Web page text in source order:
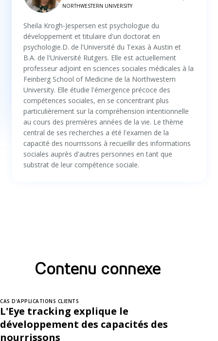
NORTHWESTERN UNIVERSITY
Sheila Krogh-Jespersen est psychologue du
développement et titulaire d'un doctorat en
psychologie.D. de l'Université du Texas à Austin et
B.A. de l'Université Rutgers. Elle est actuellement
professeur adjoint en sciences sociales médicales à la
Feinberg School of Medicine de la Northwestern
University. Elle étudie l'émergence précoce des
compétences sociales, en se concentrant plus
particulièrement sur la compréhension intentionnelle
au cours des premières années de la vie. Le thème
central de ses recherches a été l'examen de la
capacité des nourrissons à recueillir des informations
sociales auprès d'autres personnes en tant que
substrat de leur compétence sociale.
Contenu connexe
CAS D'APPLICATIONS CLIENTS
L'Eye tracking explique le
développement des capacités des
nourrissons